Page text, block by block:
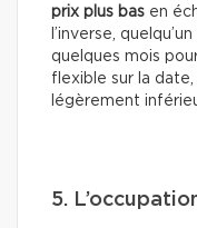
prix plus bas en
l’inverse,
quelques mois
flexible sur la
légèrement
5.